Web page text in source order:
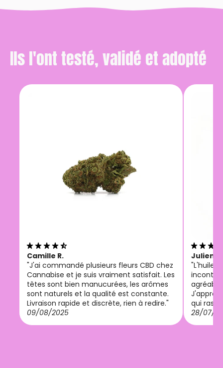
Ils l'ont testé, validé et adopté
Camille R.
"J'ai commandé plusieurs fleurs CBD chez
Cannabise et je suis vraiment satisfait. Les
têtes sont bien manucurées, les arômes
sont naturels et la qualité est constante.
Livraison rapide et discrète, rien à redire."
09/08/2025
Julien
"L'huile
qui
28/07/